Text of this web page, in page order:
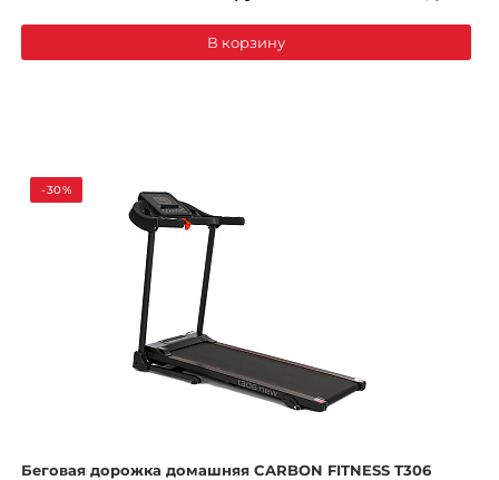
В корзину
-30%
Беговая дорожка домашняя CARBON FITNESS T306